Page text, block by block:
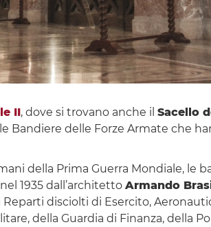
II, dove si trovano anche il Sacello
Bandiere delle Forze Armate che
della Prima Guerra Mondiale,
1935 dall’architetto Armando
disciolti di Esercito,
della Guardia di Finanza, della